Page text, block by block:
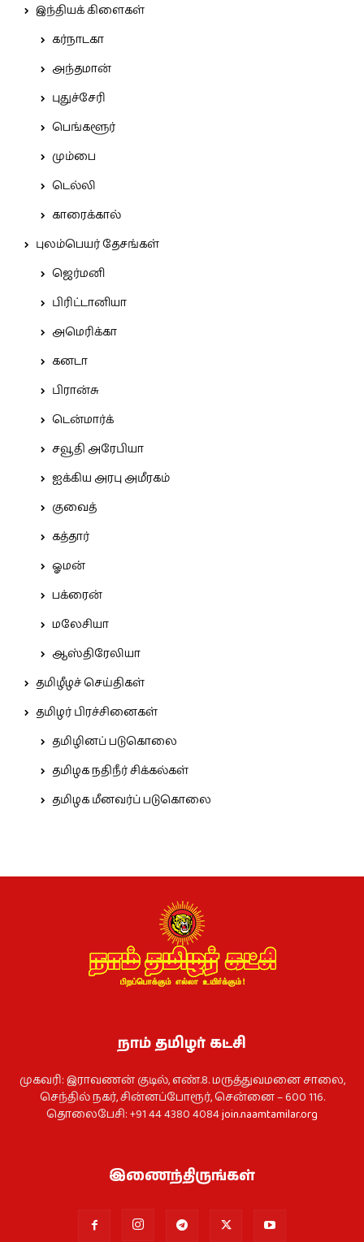
இந்தியக் கிளைகள்
கர்நாடகா
அந்தமான்
புதுச்சேரி
பெங்களூர்
மும்பை
டெல்லி
காரைக்கால்
புலம்பெயர் தேசங்கள்
ஜெர்மனி
பிரிட்டானியா
அமெரிக்கா
கனடா
பிரான்சு
டென்மார்க்
சவூதி அரேபியா
ஐக்கிய அரபு அமீரகம்
குவைத்
கத்தார்
ஓமன்
பக்ரைன்
மலேசியா
ஆஸ்திரேலியா
தமிழீழச் செய்திகள்
தமிழர் பிரச்சினைகள்
தமிழினப் படுகொலை
தமிழக நதிநீர் சிக்கல்கள்
தமிழக மீனவர்ப் படுகொலை
நாம் தமிழர் கட்சி
முகவரி: இராவணன் குடில், எண்.8. மருத்துவமனை சாலை,
செந்தில் நகர், சின்னப்போரூர், சென்னை – 600 116.
தொலைபேசி: +91 44 4380 4084join.naamtamilar.org
இணைந்திருங்கள்